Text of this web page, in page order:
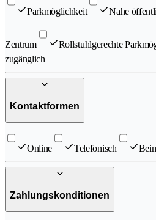
Parkmöglichkeit Nahe
Zentrum Rollstuhlgerechte
zugänglich
Kontaktformen
Online Telefonisch
Zahlungskonditionen